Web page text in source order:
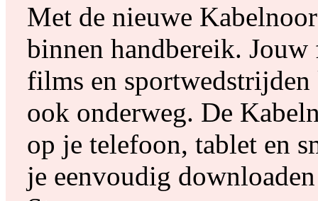
Met de nieuwe
binnen handbereik. Jouw
films en
ook onderweg. De
op je telefoon, tablet en
je eenvoudig